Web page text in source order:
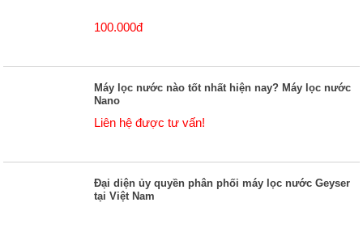
100.000đ
Máy lọc nước nào tốt nhất hiện nay? Máy lọc nước
Nano
Liên hệ được tư vấn!
Đại diện ủy quyền phân phối máy lọc nước Geyser
tại Việt Nam